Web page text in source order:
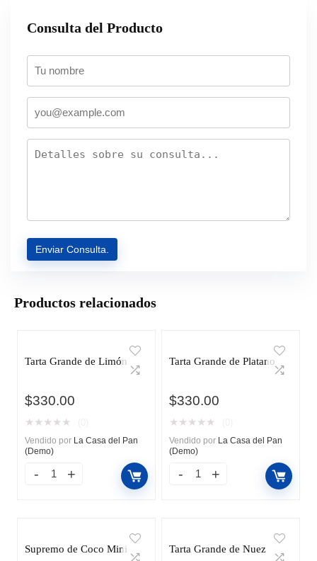
Consulta del Producto
Productos relacionados
Tarta Grande de Limón
$330.00
★ ★ ★ ★ ★
Vendido por La Casa del Pan
(Demo)
Tarta Grande de Platano
$330.00
★ ★ ★ ★ ★
Vendido por La Casa del Pan
(Demo)
Supremo de Coco Mini Tarta Grande de Nuez